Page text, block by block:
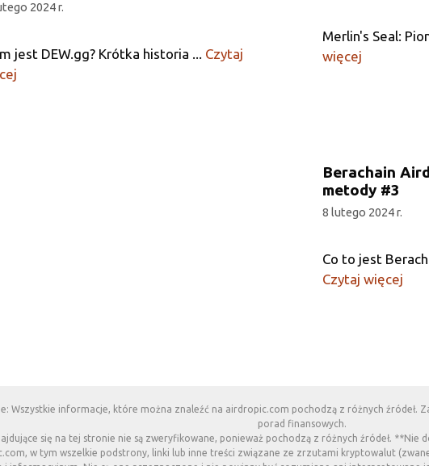
2024 r.
jest DEW.gg? Krótka historia ... Czytaj
Merlin's Seal:
więcej
Berachain
metody #3
8 lutego 2024 r.
Co to jest
Czytaj więcej
Wszystkie informacje, które można znaleźć na airdropic.com pochodzą z różnych źródeł.
porad finansowych.
się na tej stronie nie są zweryfikowane, ponieważ pochodzą z różnych źródeł.
w tym wszelkie podstrony, linki lub inne treści związane ze zrzutami kryptowalut (zwane